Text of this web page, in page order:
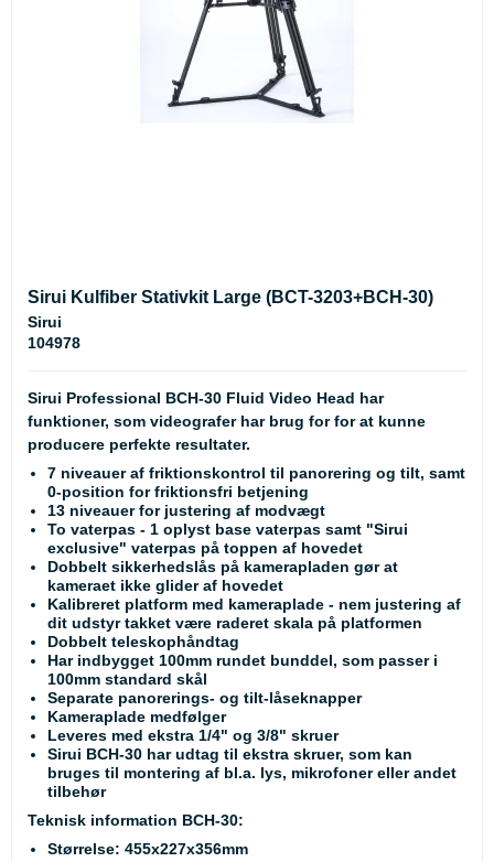
Sirui Kulfiber Stativkit Large (BCT-3203+BCH-30)
Sirui
104978
Sirui Professional BCH-30 Fluid Video Head har
funktioner, som videografer har brug for for at kunne
producere perfekte resultater.
7 niveauer af friktionskontrol til panorering og tilt, samt
0-position for friktionsfri betjening
13 niveauer for justering af modvægt
To vaterpas - 1 oplyst base vaterpas samt "Sirui
exclusive" vaterpas på toppen af hovedet
Dobbelt sikkerhedslås på kamerapladen gør at
kameraet ikke glider af hovedet
Kalibreret platform med kameraplade - nem justering af
dit udstyr takket være raderet skala på platformen
Dobbelt teleskophåndtag
Har indbygget 100mm rundet bunddel, som passer i
100mm standard skål
Separate panorerings- og tilt-låseknapper
Kameraplade medfølger
Leveres med ekstra 1/4" og 3/8" skruer
Sirui BCH-30 har udtag til ekstra skruer, som kan
bruges til montering af bl.a. lys, mikrofoner eller andet
tilbehør
Teknisk information BCH-30:
Størrelse: 455x227x356mm